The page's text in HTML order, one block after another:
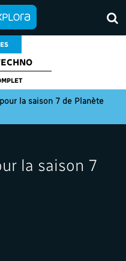
la saison 7 de Planète
la saison 7